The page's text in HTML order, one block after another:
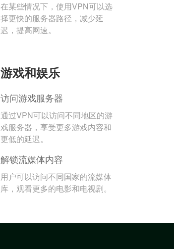
在某些情况下，使用VPN可以选
择更快的服务器路径，减少延
迟，提高网速。
游戏和娱乐
访问游戏服务器
通过VPN可以访问不同地区的游
戏服务器，享受更多游戏内容和
更低的延迟。
解锁流媒体内容
用户可以访问不同国家的流媒体
库，观看更多的电影和电视剧。